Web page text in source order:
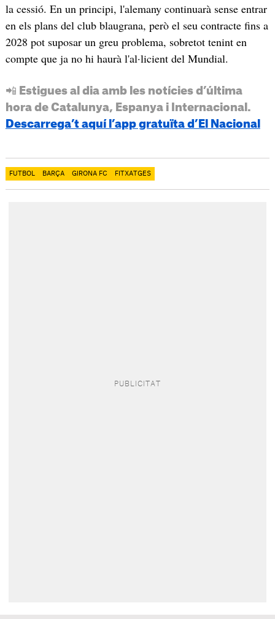
la cessió. En un principi, l'alemany continuarà sense entrar
en els plans del club blaugrana, però el seu contracte fins a
2028 pot suposar un greu problema, sobretot tenint en
compte que ja no hi haurà l'al·licient del Mundial.
📲 Estigues al dia amb les notícies d’última
hora de Catalunya, Espanya i Internacional.
Descarrega’t aquí l’app gratuïta d’El Nacional
FUTBOL BARÇA GIRONA FC FITXATGES